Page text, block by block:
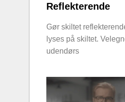
Reflekterende
Gør skiltet
lyses på skiltet.
udendørs